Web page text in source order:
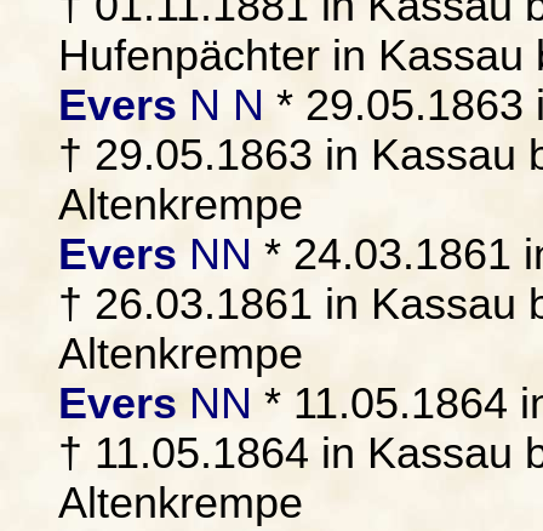
Hufenpächter in Kassau
Evers N N * 29.05.1863
† 29.05.1863 in Kassau
Altenkrempe
Evers NN * 24.03.1861
† 26.03.1861 in Kassau
Altenkrempe
Evers NN * 11.05.1864
† 11.05.1864 in Kassau
Altenkrempe